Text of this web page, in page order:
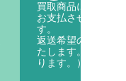
買取商品に対する
お支払させていた
す。
返送希望の商品は
たします。（着払
ります。）